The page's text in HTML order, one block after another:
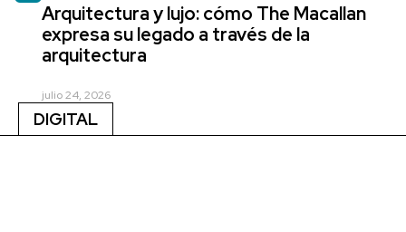
Arquitectura y lujo: cómo The Macallan
expresa su legado a través de la
arquitectura
julio 24, 2026
DIGITAL